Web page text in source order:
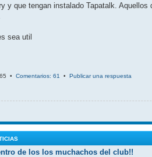
y que tengan instalado Tapatalk.
sea util
• Comentarios: 61 • Publicar una respuesta
de los los muchachos del club!!